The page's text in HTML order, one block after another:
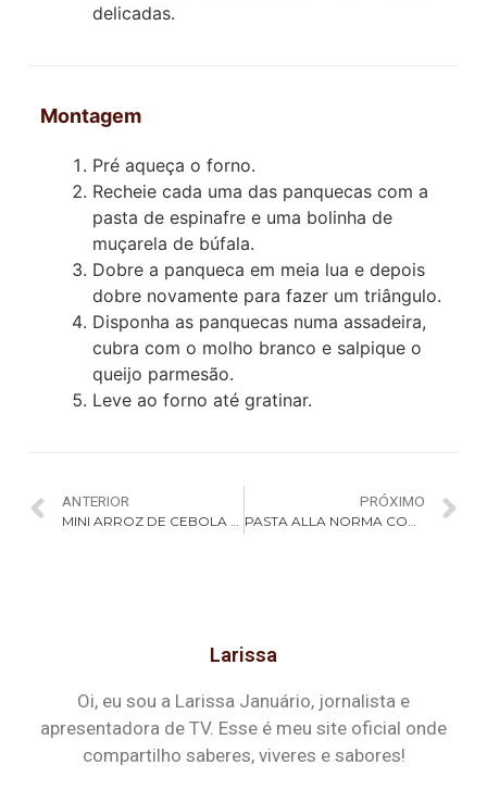
delicadas.
Montagem
Pré aqueça o forno.
Recheie cada uma das panquecas com a
pasta de espinafre e uma bolinha de
muçarela de búfala.
Dobre a panqueca em meia lua e depois
dobre novamente para fazer um triângulo.
Disponha as panquecas numa assadeira,
cubra com o molho branco e salpique o
queijo parmesão.
Leve ao forno até gratinar.
ANTERIOR PRÓXIMO
Larissa
Oi, eu sou a Larissa Januário, jornalista e
apresentadora de TV. Esse é meu site oficial onde
compartilho saberes, viveres e sabores!